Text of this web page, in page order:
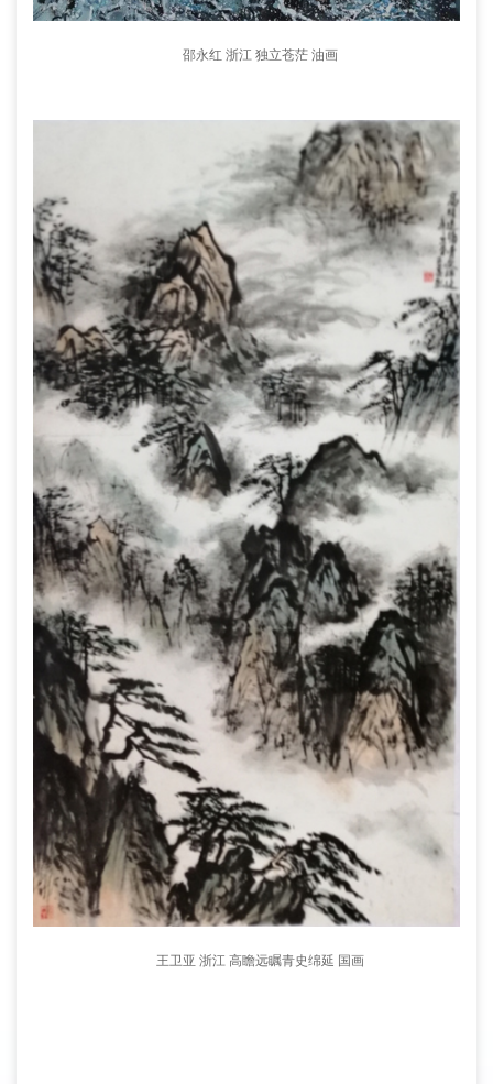
邵永红 浙江 独立苍茫 油画
王卫亚 浙江 高瞻远瞩青史绵延 国画